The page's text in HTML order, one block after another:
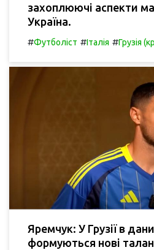
захоплюючі аспекти
Україна.
#Футболіст #Італія #Грузія
Яремчук: У Грузії в
формуються нові